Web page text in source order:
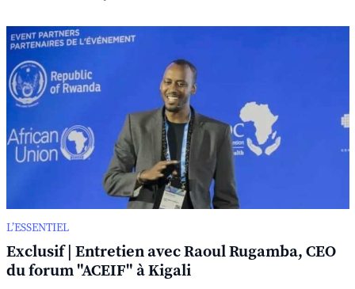
L’ESSENTIEL
Exclusif | Entretien avec Raoul Rugamba, CEO
du forum "ACEIF" à Kigali